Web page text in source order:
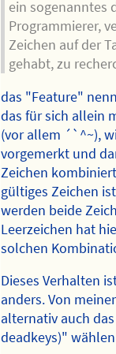
ein sogenanntes
Programmierer,
Zeichen auf der
gehabt, zu
das "Feature"
das für sich allein
(vor allem ´`^~),
vorgemerkt und
Zeichen
gültiges Zeichen
werden beide
Leerzeichen hat
solchen
Dieses Verhalten
anders. Von
alternativ auch
deadkeys)"